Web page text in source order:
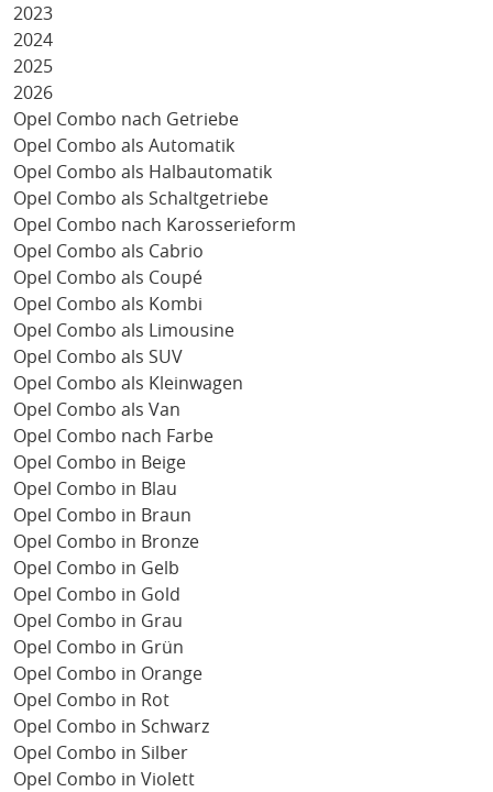
2023
2024
2025
2026
Opel Combo nach Getriebe
Opel Combo als Automatik
Opel Combo als Halbautomatik
Opel Combo als Schaltgetriebe
Opel Combo nach Karosserieform
Opel Combo als Cabrio
Opel Combo als Coupé
Opel Combo als Kombi
Opel Combo als Limousine
Opel Combo als SUV
Opel Combo als Kleinwagen
Opel Combo als Van
Opel Combo nach Farbe
Opel Combo in Beige
Opel Combo in Blau
Opel Combo in Braun
Opel Combo in Bronze
Opel Combo in Gelb
Opel Combo in Gold
Opel Combo in Grau
Opel Combo in Grün
Opel Combo in Orange
Opel Combo in Rot
Opel Combo in Schwarz
Opel Combo in Silber
Opel Combo in Violett